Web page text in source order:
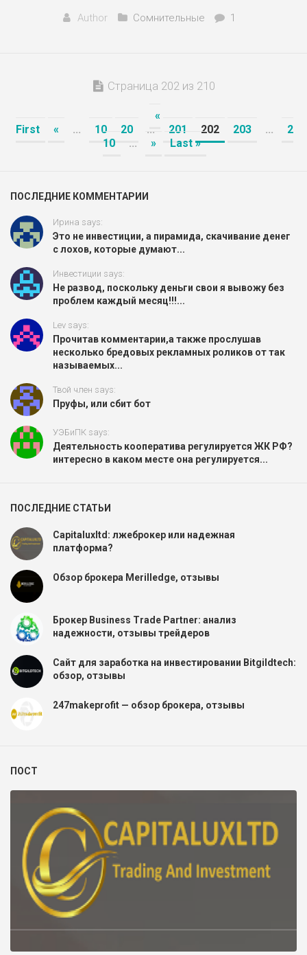
Author Сомнительные 1
Страница 202 из 210
«
First
« ... 10 20 ... 201 202 203 ...
2
10
... » Last »
ПОСЛЕДНИЕ КОММЕНТАРИИ
Ирина says:
Это не инвестиции, а пирамида, скачивание денег
с лохов, которые думают...
Инвестиции says:
Не развод, поскольку деньги свои я вывожу без
проблем каждый месяц!!!...
Lev says:
Прочитав комментарии,а также прослушав
несколько бредовых рекламных роликов от так
называемых...
Твой член says:
Пруфы, или сбит бот
УЭБиПК says:
Деятельность кооператива регулируется ЖК РФ?
интересно в каком месте она регулируется...
ПОСЛЕДНИЕ СТАТЬИ
Capitaluxltd: лжеброкер или надежная
платформа?
Обзор брокера Merilledge, отзывы
Брокер Business Trade Partner: анализ
надежности, отзывы трейдеров
Сайт для заработка на инвестировании Bitgildtech:
обзор, отзывы
247makeprofit — обзор брокера, отзывы
ПОСТ